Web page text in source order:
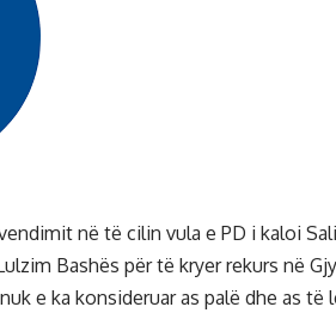
në të cilin vula e PD i kaloi
Bashës për të kryer rekurs në
e ka konsideruar as palë dhe as